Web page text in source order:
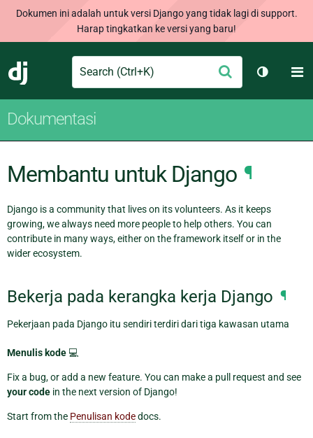
Dokumen ini adalah untuk versi Django yang tidak lagi di support.
Harap tingkatkan ke versi yang baru!
Django
Search Ajukan
Ganti
Dokumentasi
Membantu untuk Django ¶
Django is a community that lives on its volunteers. As it keeps
growing, we always need more people to help others. You can
contribute in many ways, either on the framework itself or in the
wider ecosystem.
Bekerja pada kerangka kerja Django ¶
Pekerjaan pada Django itu sendiri terdiri dari tiga kawasan utama
Menulis kode 💻
Fix a bug, or add a new feature. You can make a pull request and see
your code in the next version of Django!
Start from the Penulisan kodedocs.